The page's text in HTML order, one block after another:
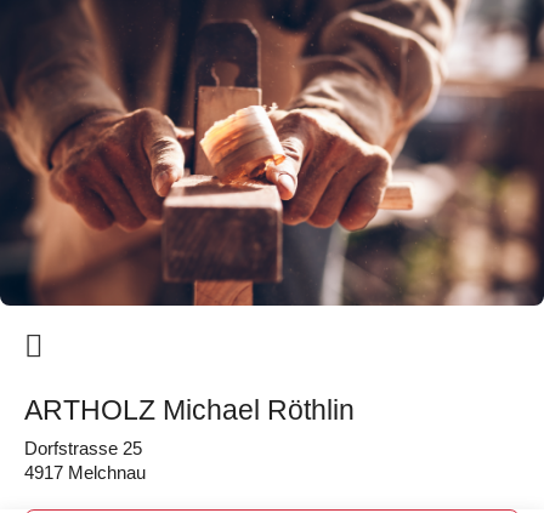
ARTHOLZ Michael Röthlin
Dorfstrasse 25
4917 Melchnau